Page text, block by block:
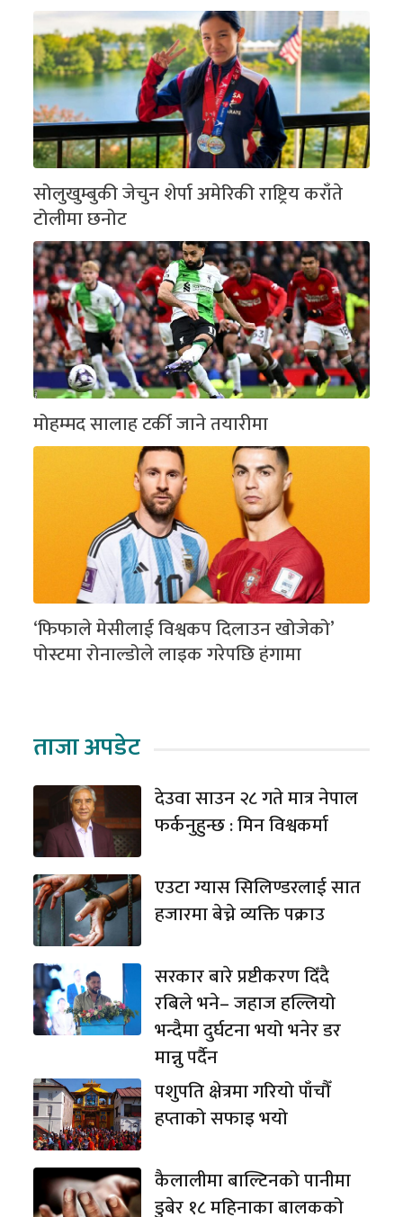
सोलुखुम्बुकी जेचुन शेर्पा अमेरिकी राष्ट्रिय कराँते
टोलीमा छनोट
मोहम्मद सालाह टर्की जाने तयारीमा
‘फिफाले मेसीलाई विश्वकप दिलाउन खोजेको’
पोस्टमा रोनाल्डोले लाइक गरेपछि हंगामा
ताजा अपडेट
देउवा साउन २८ गते मात्र नेपाल
फर्कनुहुन्छ : मिन विश्वकर्मा
एउटा ग्यास सिलिण्डरलाई सात
हजारमा बेच्ने व्यक्ति पक्राउ
सरकार बारे प्रष्टीकरण दिँदै
रबिले भने– जहाज हल्लियो
भन्दैमा दुर्घटना भयो भनेर डर
मान्नु पर्दैन
पशुपति क्षेत्रमा गरियो पाँचौँ
हप्ताको सफाइ भयो
कैलालीमा बाल्टिनको पानीमा
डुबेर १८ महिनाका बालकको